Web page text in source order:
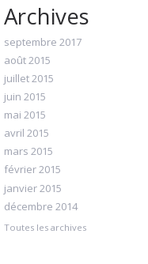
Archives
septembre 2017
août 2015
juillet 2015
juin 2015
mai 2015
avril 2015
mars 2015
février 2015
janvier 2015
décembre 2014
Toutes les archives